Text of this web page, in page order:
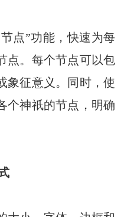
点”功能，快速为每
点。每个节点可以包
象征意义。同时，使
个神祇的节点，明确